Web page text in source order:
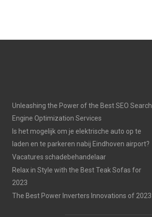
Unleashing the Power of the Best SEO Search
Engine Optimization Services
Is het mogelijk om je elektrische auto op te
laden en te parkeren nabij Eindhoven airport?
Vacatures schadebehandelaar
Relax in Style with the Best Teak Sofas for
2023
The Best Power Inverters Innovations of 2023